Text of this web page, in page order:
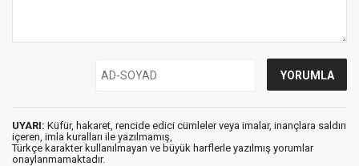
UYARI: Küfür, hakaret, rencide edici cümleler veya imalar, inançlara saldırı
içeren, imla kuralları ile yazılmamış,
Türkçe karakter kullanılmayan ve büyük harflerle yazılmış yorumlar
onaylanmamaktadır.